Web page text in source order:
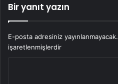
Bir yanıt yazın
E-posta adresiniz yayınlanmayacak.
işaretlenmişlerdir